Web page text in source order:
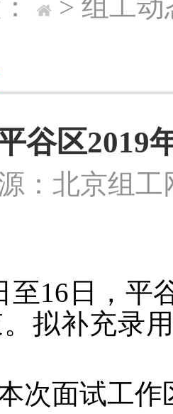
> 组工动
谷区2019
源：北京
至16日，平
拟补充录
次面试工